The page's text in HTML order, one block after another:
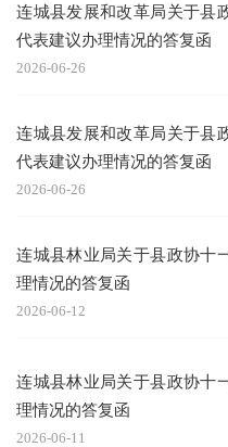
连城县发展和改革局关于县
代表建议办理情况的答复函
2026-06-26
连城县发展和改革局关于县
代表建议办理情况的答复函
2026-06-26
连城县林业局关于县政协十
理情况的答复函
2026-06-12
连城县林业局关于县政协十
理情况的答复函
2026-06-11